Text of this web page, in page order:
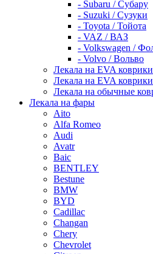
- Subaru / Субару
- Suzuki / Сузуки
- Toyota / Тойота
- VAZ / ВАЗ
- Volkswagen /
- Volvo / Вольво
Лекала на EVA
Лекала на EVA
Лекала на обычные
Лекала на фары
Aito
Alfa Romeo
Audi
Avatr
Baic
BENTLEY
Bestune
BMW
BYD
Cadillac
Changan
Chery
Chevrolet